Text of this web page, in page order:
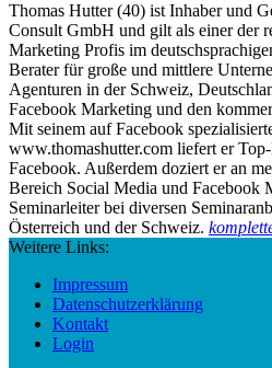
Thomas Hutter (40) ist Inhaber und
Consult GmbH und gilt als einer der
Marketing Profis im
Berater für große und mittlere
Agenturen in der Schweiz,
Facebook Marketing und den
Mit seinem auf Facebook
www.thomashutter.com liefert er
Facebook. Außerdem doziert er an
Bereich Social Media und Facebook
Seminarleiter bei diversen
Österreich und der Schweiz.
Weitere Links:
Impressum
Datenschutzerklärung
Kontakt
Login